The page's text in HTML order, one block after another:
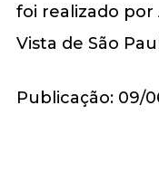
foi realizado por
Vista de São
Publicação: 09/